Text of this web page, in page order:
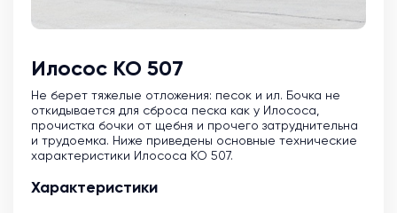
Илосос КО 507
Не берет тяжелые отложения: песок и ил. Бочка не
откидывается для сброса песка как у Илососа,
прочистка бочки от щебня и прочего затруднительна
и трудоемка. Ниже приведены основные технические
характеристики Илососа КО 507.
Характеристики